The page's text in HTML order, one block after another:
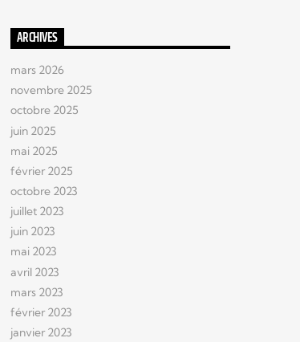
ARCHIVES
mars 2026
novembre 2025
octobre 2025
juin 2025
mai 2025
février 2025
octobre 2023
juillet 2023
juin 2023
mai 2023
avril 2023
mars 2023
février 2023
janvier 2023